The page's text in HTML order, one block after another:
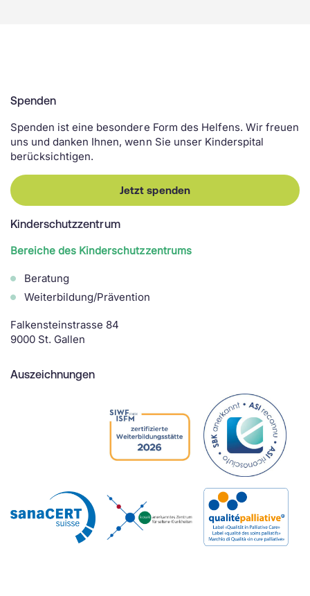
Spenden
Spenden ist eine besondere Form des Helfens. Wir freuen
uns und danken Ihnen, wenn Sie unser Kinderspital
berücksichtigen.
Jetzt spenden
Kinderschutzzentrum
Bereiche des Kinderschutzzentrums
Beratung
Weiterbildung/Prävention
Falkensteinstrasse 84
9000 St. Gallen
Auszeichnungen